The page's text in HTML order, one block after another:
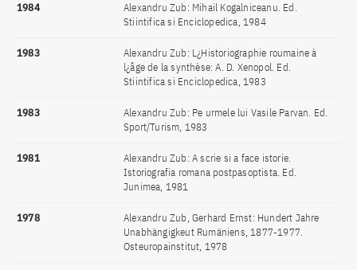
1984
Alexandru Zub: Mihail Kogalniceanu. Ed.
Stiintifica si Enciclopedica, 1984
1983
Alexandru Zub: L¿Historiographie roumaine à
l¿âge de la synthèse: A. D. Xenopol. Ed.
Stiintifica si Enciclopedica, 1983
1983
Alexandru Zub: Pe urmele lui Vasile Parvan. Ed.
Sport/Turism, 1983
1981
Alexandru Zub: A scrie si a face istorie.
Istoriografia romana postpasoptista. Ed.
Junimea, 1981
1978
Alexandru Zub, Gerhard Ernst: Hundert Jahre
Unabhängigkeut Rumäniens, 1877-1977.
Osteuropainstitut, 1978